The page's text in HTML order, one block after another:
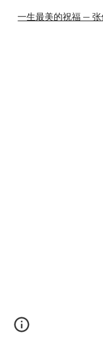
一生最美的祝福 —